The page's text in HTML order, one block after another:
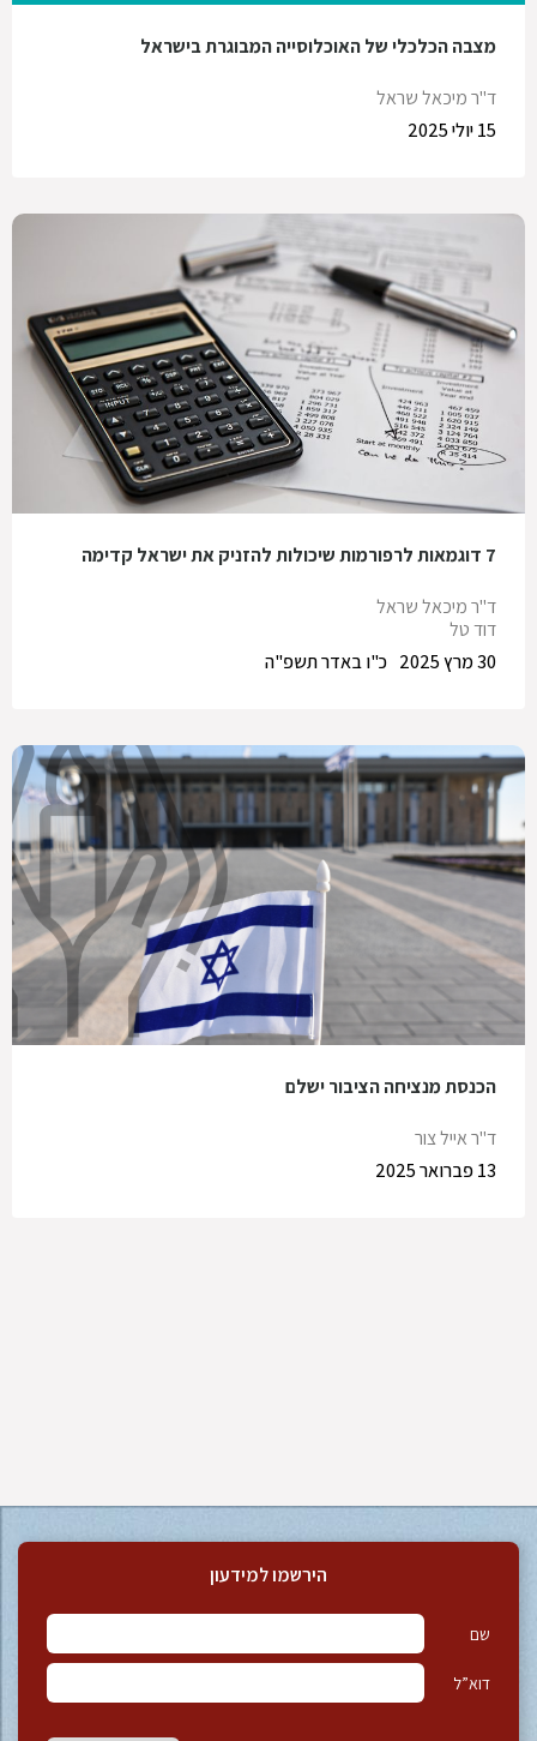
מצבה הכלכלי של האוכלוסייה המבוגרת בישראל
ד"ר מיכאל שראל
15 יולי 2025
7 דוגמאות לרפורמות שיכולות להזניק את ישראל קדימה
ד"ר מיכאל שראל
דוד טל
כ"ו באדר תשפ"ה
30 מרץ 2025
הכנסת מנציחה הציבור ישלם
ד"ר אייל צור
13 פברואר 2025
הירשמו למידעון
שם
דוא”ל